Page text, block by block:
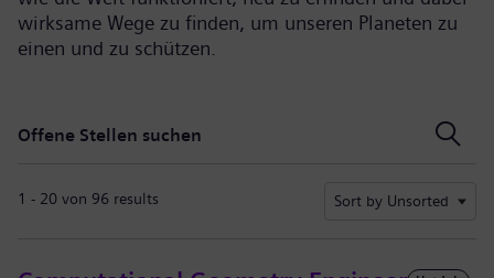
wirksame Wege zu finden, um unseren Planeten zu
einen und zu schützen.
Offene Stellen suchen
1 - 20 von 96 results Sort by Unsorted